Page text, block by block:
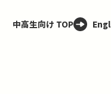
中高生向け TOP